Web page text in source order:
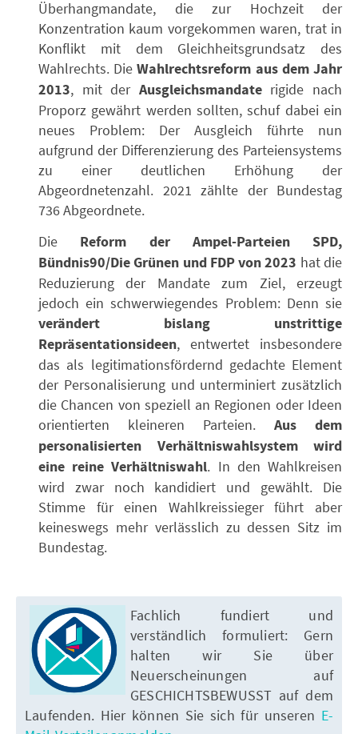
Überhangmandate, die zur Hochzeit der
Konzentration kaum vorgekommen waren, trat in
Konflikt mit dem Gleichheitsgrundsatz des
Wahlrechts. DieWahlrechtsreform aus dem Jahr
2013, mit der Ausgleichsmandate rigide nach
Proporz gewährt werden sollten, schuf dabei ein
neues Problem: Der Ausgleich führte nun
aufgrund der Differenzierung des Parteiensystems
zu einer deutlichen Erhöhung der
Abgeordnetenzahl. 2021 zählte der Bundestag
736 Abgeordnete.
Die Reform der Ampel-Parteien SPD,
Bündnis90/Die Grünen und FDP von 2023 hat die
Reduzierung der Mandate zum Ziel, erzeugt
jedoch ein schwerwiegendes Problem: Denn sie
verändert bislang unstrittige
Repräsentationsideen, entwertet insbesondere
das als legitimationsfördernd gedachte Element
der Personalisierung und unterminiert zusätzlich
die Chancen von speziell an Regionen oder Ideen
orientierten kleineren Parteien. Aus dem
personalisierten Verhältniswahlsystem wird
eine reine Verhältniswahl. In den Wahlkreisen
wird zwar noch kandidiert und gewählt. Die
Stimme für einen Wahlkreissieger führt aber
keineswegs mehr verlässlich zu dessen Sitz im
Bundestag.
Fachlich fundiert und
verständlich formuliert: Gern
halten wir Sie über
Neuerscheinungen auf
GESCHICHTSBEWUSST auf dem
Laufenden. Hier können Sie sich für unseren E-